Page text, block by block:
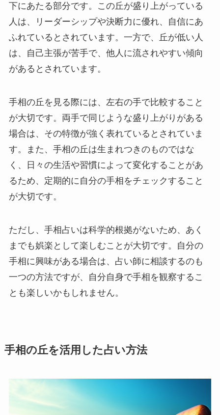
下にあたる部分です。この丘が盛り上がっている
人は、リーダーシップや決断力に優れ、自信にあ
ふれているとされています。一方で、丘が低い人
は、自己主張が苦手で、他人に流されやすい傾向
があるとされています。
手相の丘を見る際には、左右の手で比較すること
が大切です。両手で同じような盛り上がりがある
場合は、その特徴が強く表れているとされていま
す。また、手相の丘は生まれつきのものではな
く、日々の生活や習慣によって変化することがあ
るため、定期的に自分の手相をチェックすること
が大切です。
ただし、手相占いは科学的根拠がないため、あく
までも娯楽として楽しむことが大切です。自分の
手相に興味がある場合は、占い師に相談するのも
一つの方法ですが、自分自身で手相を観察するこ
とも楽しいかもしれません。
手相の丘を活用した占い方法